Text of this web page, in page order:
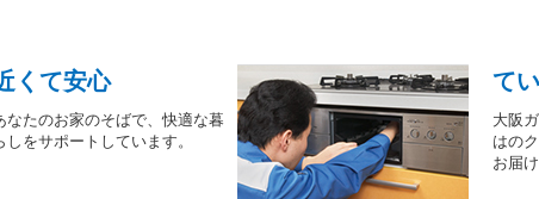
くて安心
なたのお家のそばで、快適な暮
しをサポートしています。
て
大阪
はの
お届